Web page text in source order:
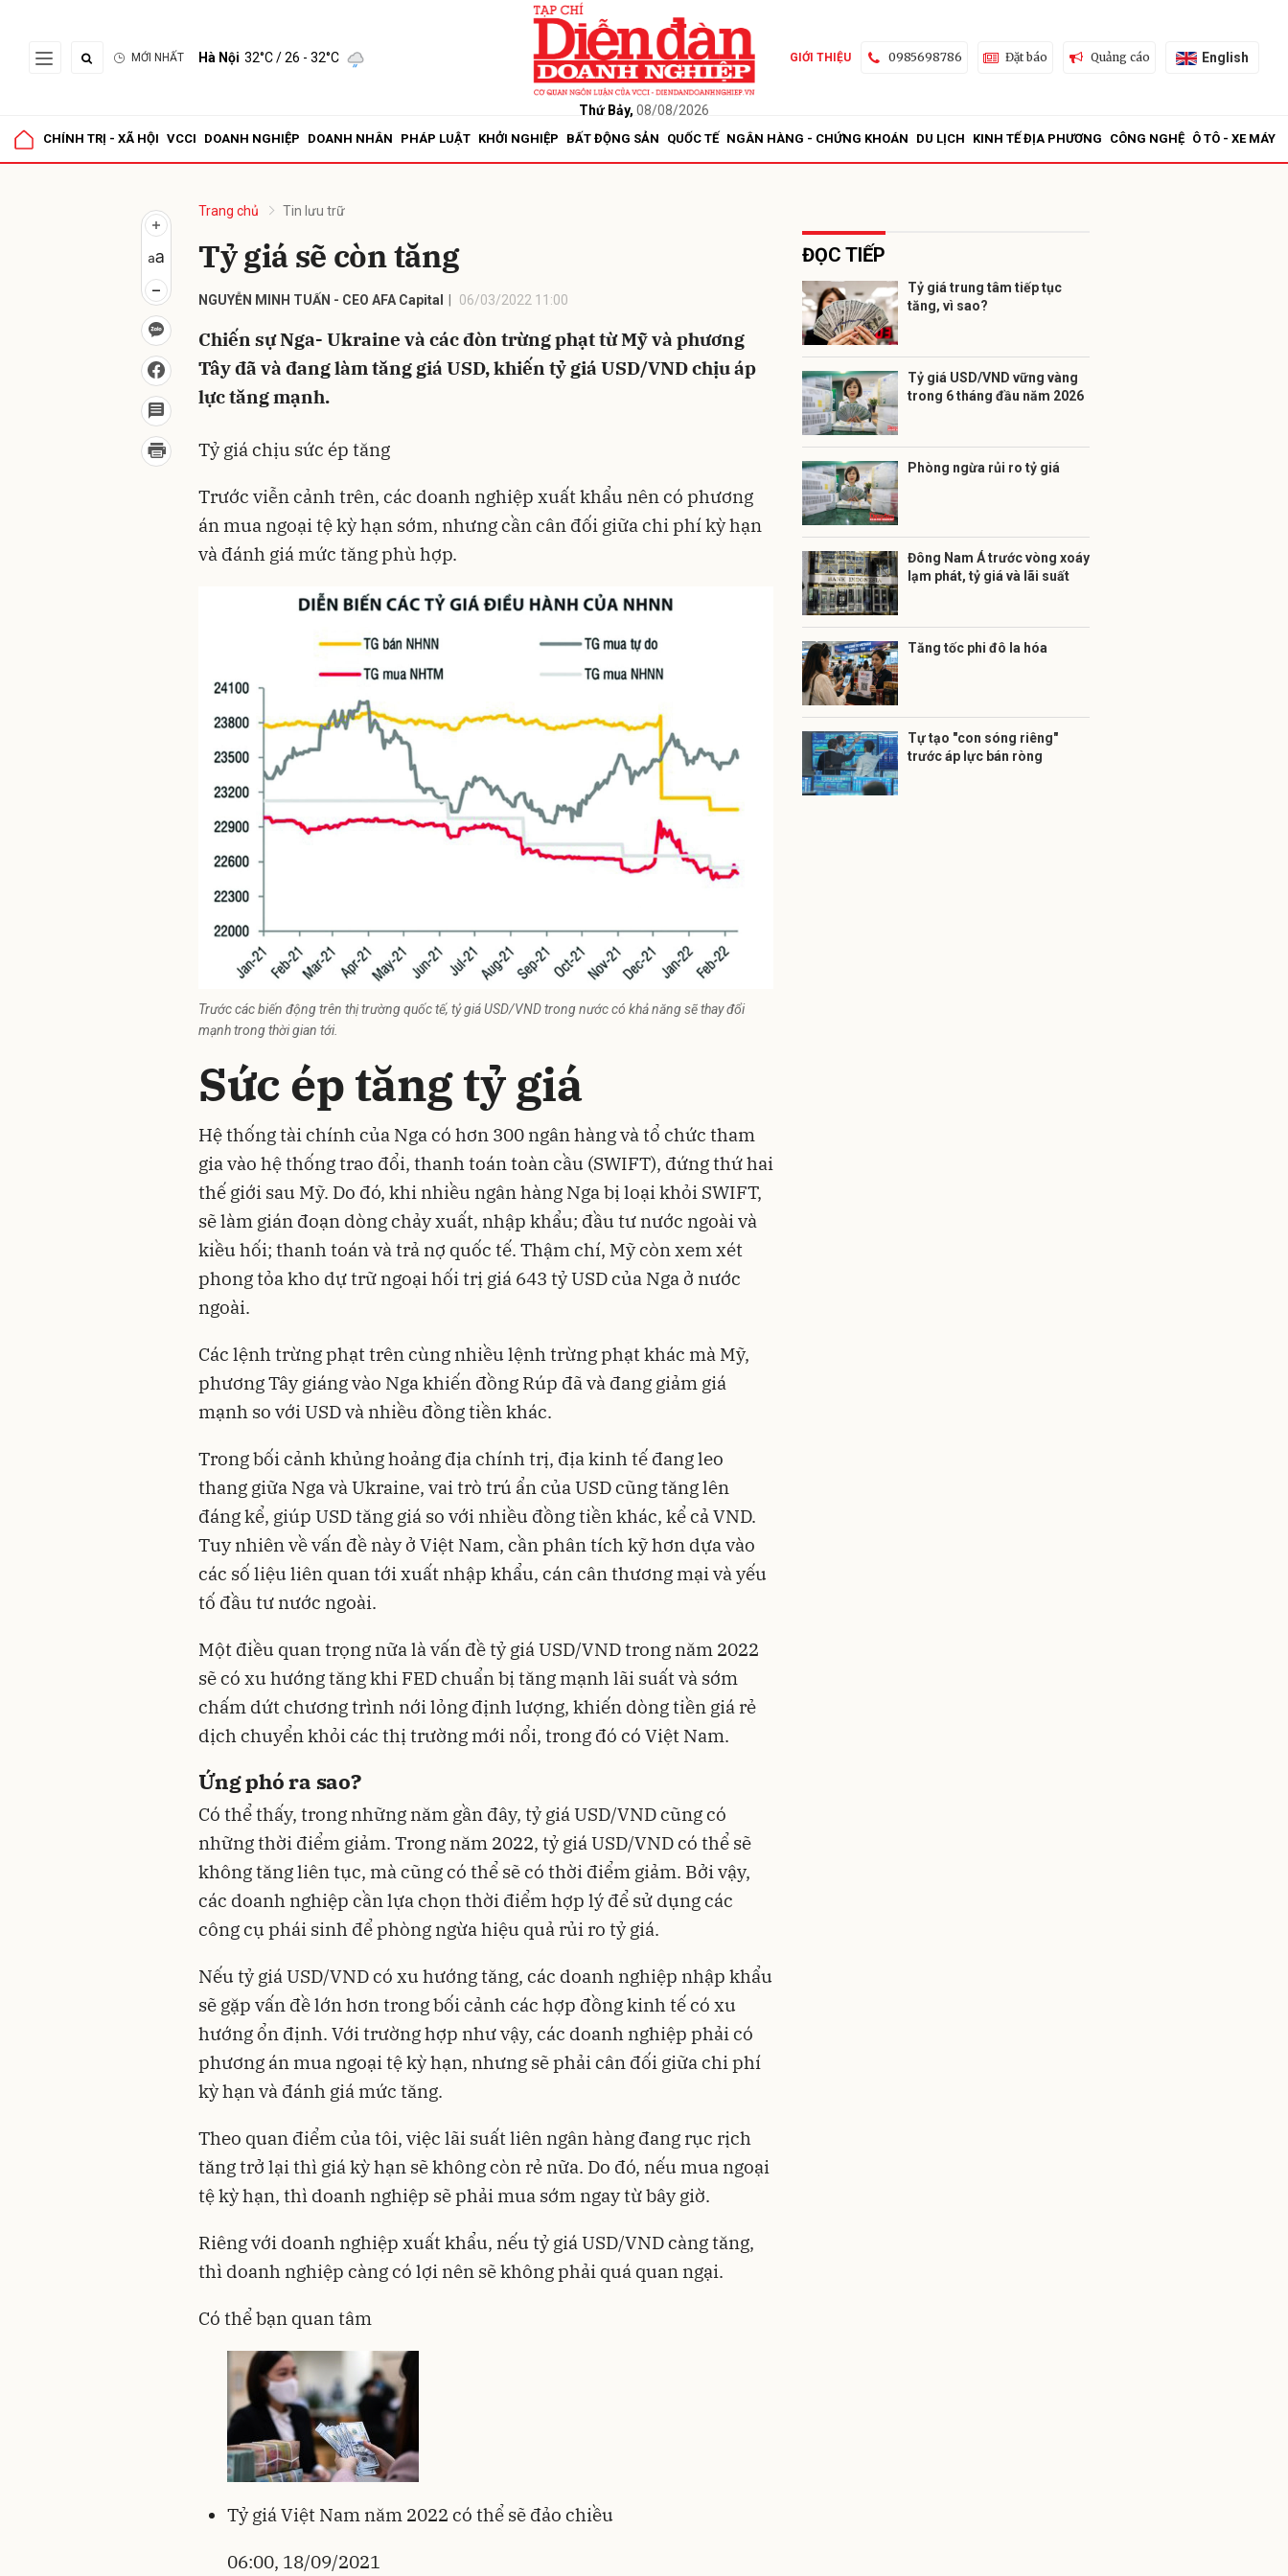
MỚI NHẤT Hà Nội 32°C/ 26 - 32°C
Thứ Bảy, 08/08/2026
GIỚI THIỆU 0985698786 Đặt báo Quảng cáo English
CHÍNH TRỊ - XÃ HỘI VCCI DOANH NGHIỆP DOANH NHÂN PHÁP LUẬT KHỞI NGHIỆP BẤT ĐỘNG SẢN QUỐC TẾ NGÂN HÀNG - CHỨNG KHOÁN DU LỊCH KINH TẾ ĐỊA PHƯƠNG CÔNG NGHỆ Ô TÔ - XE MÁY
Trang chủ Tin lưu trữ
Tỷ giá sẽ còn tăng
NGUYỄN MINH TUẤN - CEO AFA Capital 06/03/2022 11:00
Chiến sự Nga- Ukraine và các đòn trừng phạt từ Mỹ và phương
Tây đã và đang làm tăng giá USD, khiến tỷ giá USD/VND chịu áp
lực tăng mạnh.
Tỷ giá chịu sức ép tăng
Trước viễn cảnh trên, các doanh nghiệp xuất khẩu nên có phương
án mua ngoại tệ kỳ hạn sớm, nhưng cần cân đối giữa chi phí kỳ hạn
và đánh giá mức tăng phù hợp.
Trước các biến động trên thị trường quốc tế, tỷ giá USD/VND trong nước có khả năng sẽ thay đổi
mạnh trong thời gian tới.
Sức ép tăng tỷ giá
Hệ thống tài chính của Nga có hơn 300 ngân hàng và tổ chức tham
gia vào hệ thống trao đổi, thanh toán toàn cầu (SWIFT), đứng thứ hai
thế giới sau Mỹ. Do đó, khi nhiều ngân hàng Nga bị loại khỏi SWIFT,
sẽ làm gián đoạn dòng chảy xuất, nhập khẩu; đầu tư nước ngoài và
kiều hối; thanh toán và trả nợ quốc tế. Thậm chí, Mỹ còn xem xét
phong tỏa kho dự trữ ngoại hối trị giá 643 tỷ USD của Nga ở nước
ngoài.
Các lệnh trừng phạttrên cùng nhiều lệnh trừng phạt khác mà Mỹ,
phương Tây giáng vào Nga khiến đồng Rúp đã và đang giảm giá
mạnh so với USD và nhiều đồng tiền khác.
Trong bối cảnh khủng hoảng địa chính trị, địa kinh tế đang leo
thang giữa Nga và Ukraine, vai trò trú ẩn của USD cũng tăng lên
đáng kể, giúp USD tăng giá so với nhiều đồng tiền khác, kể cả VND.
Tuy nhiên về vấn đề này ở Việt Nam, cần phân tích kỹ hơn dựa vào
các số liệu liên quan tới xuất nhập khẩu, cán cân thương mại và yếu
tố đầu tư nước ngoài.
Một điều quan trọng nữa là vấn đềtỷ giá USD/VNDtrong năm 2022
sẽ có xu hướng tăng khi FED chuẩn bị tăng mạnh lãi suất và sớm
chấm dứt chương trình nới lỏng định lượng, khiến dòng tiền giá rẻ
dịch chuyển khỏi các thị trường mới nổi, trong đó có Việt Nam.
Ứng phó ra sao?
Có thể thấy, trong những năm gần đây, tỷ giá USD/VND cũng có
những thời điểm giảm. Trong năm 2022, tỷ giá USD/VND có thể sẽ
không tăng liên tục, mà cũng có thể sẽ có thời điểm giảm. Bởi vậy,
các doanh nghiệp cần lựa chọn thời điểm hợp lý để sử dụng các
công cụ phái sinh để phòng ngừa hiệu quả rủi ro tỷ giá.
Nếu tỷ giá USD/VND có xu hướng tăng, các doanh nghiệp nhập khẩu
sẽ gặp vấn đề lớn hơn trong bối cảnh các hợp đồng kinh tế có xu
hướng ổn định. Với trường hợp như vậy, các doanh nghiệp phải có
phương án mua ngoại tệ kỳ hạn, nhưng sẽ phải cân đối giữa chi phí
kỳ hạn và đánh giá mức tăng.
Theo quan điểm của tôi, việc lãi suất liên ngân hàng đang rục rịch
tăng trở lại thì giá kỳ hạn sẽ không còn rẻ nữa. Do đó, nếu mua ngoại
tệ kỳ hạn, thì doanh nghiệp sẽ phải mua sớm ngay từ bây giờ.
Riêng với doanh nghiệp xuất khẩu, nếu tỷ giá USD/VND càng tăng,
thì doanh nghiệp càng có lợi nên sẽ không phải quá quan ngại.
Có thể bạn quan tâm
Tỷ giá Việt Nam năm 2022 có thể sẽ đảo chiều
06:00, 18/09/2021
ĐỌC TIẾP
Tỷ giá trung tâm tiếp tục
tăng, vì sao?
Tỷ giá USD/VND vững vàng
trong 6 tháng đầu năm 2026
Phòng ngừa rủi ro tỷ giá
Đông Nam Á trước vòng xoáy
lạm phát, tỷ giá và lãi suất
Tăng tốc phi đô la hóa
Tự tạo "con sóng riêng"
trước áp lực bán ròng
Gửi